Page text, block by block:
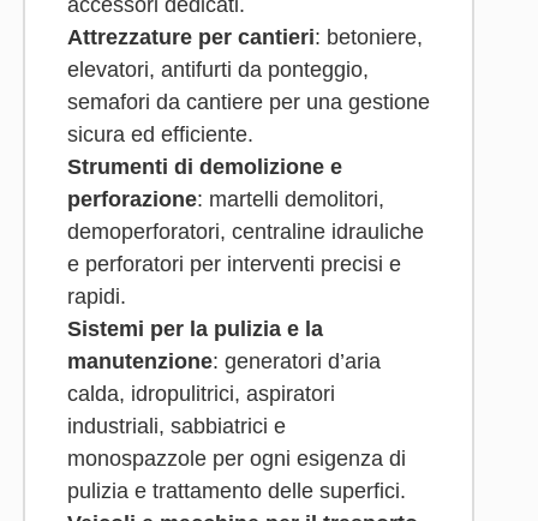
accessori dedicati.
Attrezzature per cantieri: betoniere,
elevatori, antifurti da ponteggio,
semafori da cantiere per una gestione
sicura ed efficiente.
Strumenti di demolizione e
perforazione: martelli demolitori,
demoperforatori, centraline idrauliche
e perforatori per interventi precisi e
rapidi.
Sistemi per la pulizia e la
manutenzione: generatori d’aria
calda, idropulitrici, aspiratori
industriali, sabbiatrici e
monospazzole per ogni esigenza di
pulizia e trattamento delle superfici.